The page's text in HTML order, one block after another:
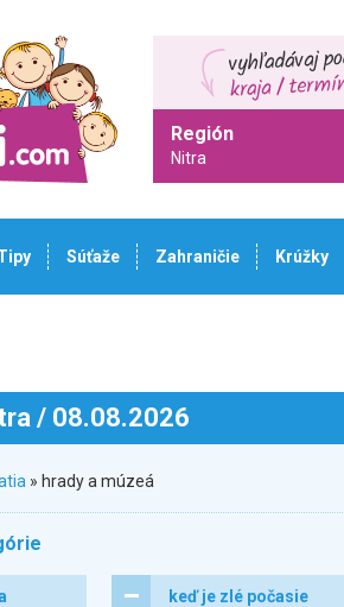
Región
Nitra
Súťaže Zahraničie Krúžky
/ 08.08.2026
» hrady a múzeá
keď je zlé počasie